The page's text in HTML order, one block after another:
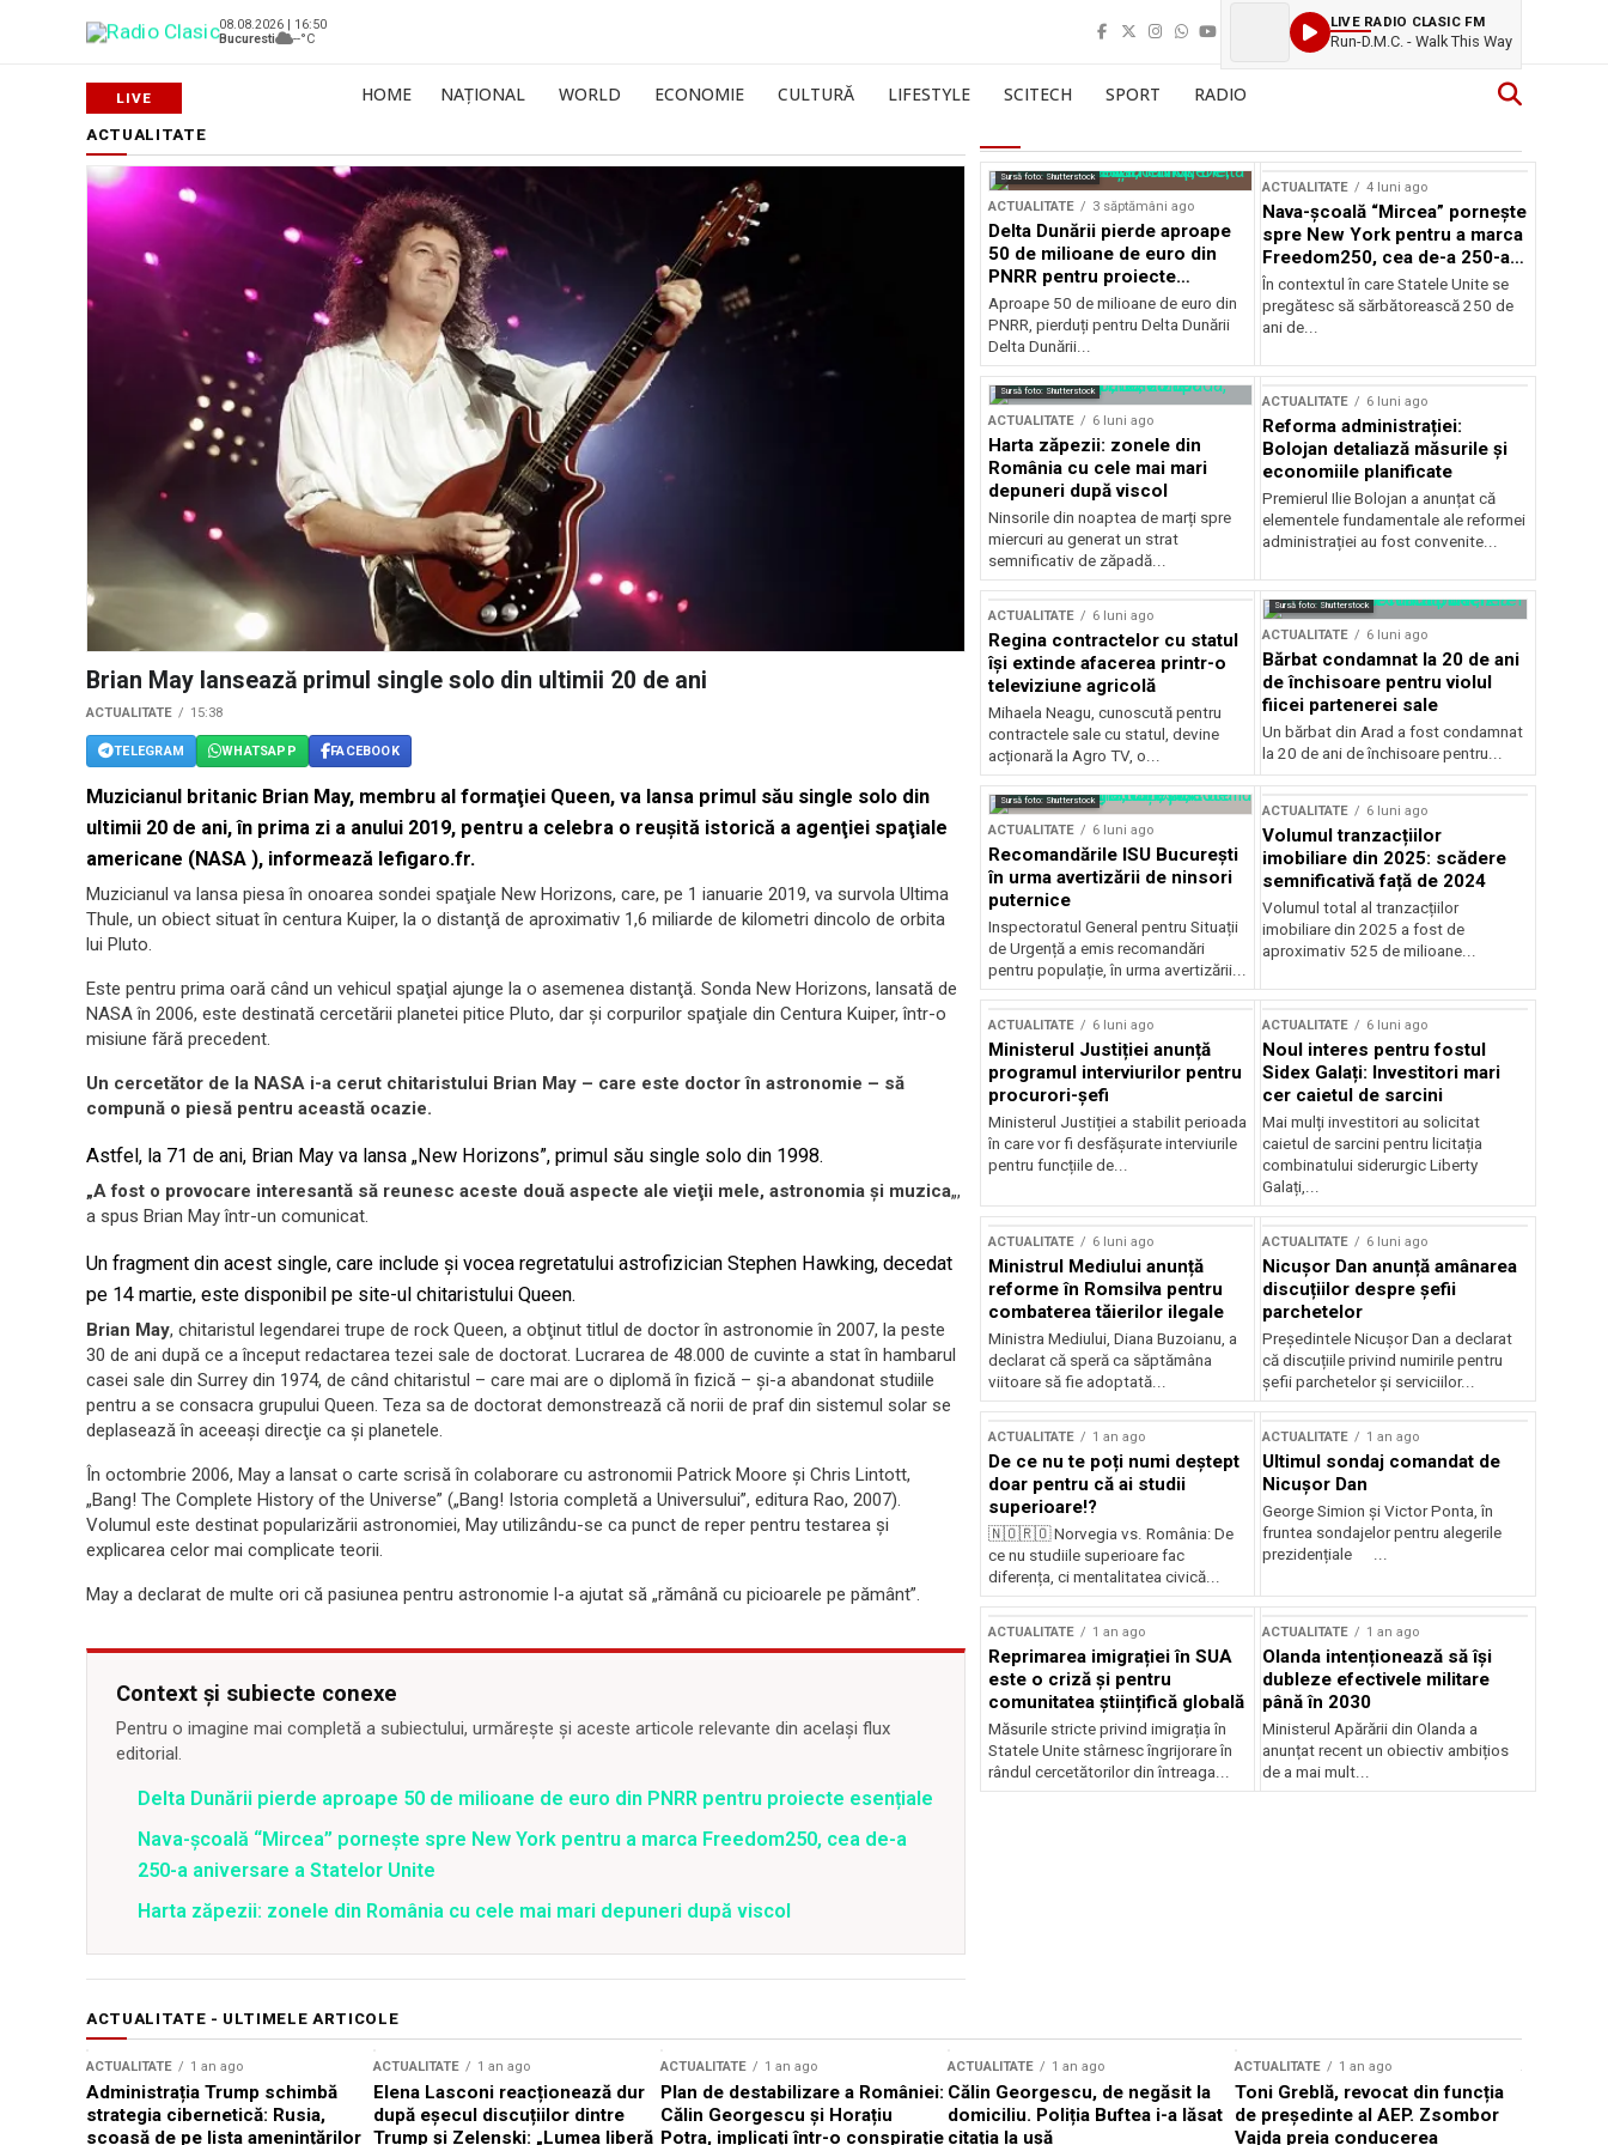
08.08.2026 | 16:50
Bucuresti
--°C
LIVE RADIO CLASIC FM
Run-D.M.C. - Walk This Way
HOME NAȚIONAL WORLD ECONOMIE CULTURĂ LIFESTYLE SCITECH SPORT RADIO
ACTUALITATE
Brian May lansează primul single solo din ultimii 20 de ani
ACTUALITATE 15:38
TELEGRAM WHATSAPP FACEBOOK
Muzicianul britanic Brian May, membru al formaţiei Queen, va lansa primul său single solo din
ultimii 20 de ani, în prima zi a anului 2019, pentru a celebra o reuşită istorică a agenţiei spaţiale
americane (NASA ), informează lefigaro.fr.
Muzicianul va lansa piesa în onoarea sondei spaţiale New Horizons, care, pe 1 ianuarie 2019, va survola Ultima
Thule, un obiect situat în centura Kuiper, la o distanţă de aproximativ 1,6 miliarde de kilometri dincolo de orbita
lui Pluto.
Este pentru prima oară când un vehicul spaţial ajunge la o asemenea distanţă. Sonda New Horizons, lansată de
NASA în 2006, este destinată cercetării planetei pitice Pluto, dar şi corpurilor spaţiale din Centura Kuiper, într-o
misiune fără precedent.
Un cercetător de la NASA i-a cerut chitaristului Brian May – care este doctor în astronomie – să
compună o piesă pentru această ocazie.
Astfel, la 71 de ani, Brian May va lansa „New Horizons”, primul său single solo din 1998.
„A fost o provocare interesantă să reunesc aceste două aspecte ale vieţii mele, astronomia şi muzica„,
a spus Brian May într-un comunicat.
Un fragment din acest single, care include şi vocea regretatului astrofizician Stephen Hawking, decedat
pe 14 martie, este disponibil pe site-ul chitaristului Queen.
Brian May, chitaristul legendarei trupe de rock Queen, a obţinut titlul de doctor în astronomie în 2007, la peste
30 de ani după ce a început redactarea tezei sale de doctorat. Lucrarea de 48.000 de cuvinte a stat în hambarul
casei sale din Surrey din 1974, de când chitaristul – care mai are o diplomă în fizică – şi-a abandonat studiile
pentru a se consacra grupului Queen. Teza sa de doctorat demonstrează că norii de praf din sistemul solar se
deplasează în aceeaşi direcţie ca şi planetele.
În octombrie 2006, May a lansat o carte scrisă în colaborare cu astronomii Patrick Moore şi Chris Lintott,
„Bang! The Complete History of the Universe” („Bang! Istoria completă a Universului”, editura Rao, 2007).
Volumul este destinat popularizării astronomiei, May utilizându-se ca punct de reper pentru testarea şi
explicarea celor mai complicate teorii.
May a declarat de multe ori că pasiunea pentru astronomie l-a ajutat să „rămână cu picioarele pe pământ”.
Context și subiecte conexe
Pentru o imagine mai completă a subiectului, urmărește și aceste articole relevante din același flux
editorial.
Delta Dunării pierde aproape 50 de milioane de euro din PNRR pentru proiecte esențiale
Nava-școală “Mircea” pornește spre New York pentru a marca Freedom250, cea de-a
250-a aniversare a Statelor Unite
Harta zăpezii: zonele din România cu cele mai mari depuneri după viscol
Sursă foto: Shutterstock
ACTUALITATE 3 săptămâni ago
Delta Dunării pierde aproape
50 de milioane de euro din
PNRR pentru proiecte
esențiale
Aproape 50 de milioane de euro din
PNRR, pierduți pentru Delta Dunării
Delta Dunării...
ACTUALITATE 4 luni ago
Nava-școală “Mircea” pornește
spre New York pentru a marca
Freedom250, cea de-a 250-a
aniversare a Statelor Unite
În contextul în care Statele Unite se
pregătesc să sărbătorească 250 de
ani de...
Sursă foto: Shutterstock
ACTUALITATE 6 luni ago
Harta zăpezii: zonele din
România cu cele mai mari
depuneri după viscol
Ninsorile din noaptea de marți spre
miercuri au generat un strat
semnificativ de zăpadă...
ACTUALITATE 6 luni ago
Reforma administrației:
Bolojan detaliază măsurile și
economiile planificate
Premierul Ilie Bolojan a anunțat că
elementele fundamentale ale reformei
administrației au fost convenite...
ACTUALITATE 6 luni ago
Regina contractelor cu statul
își extinde afacerea printr-o
televiziune agricolă
Mihaela Neagu, cunoscută pentru
contractele sale cu statul, devine
acționară la Agro TV, o...
Sursă foto: Shutterstock
ACTUALITATE 6 luni ago
Bărbat condamnat la 20 de ani
de închisoare pentru violul
fiicei partenerei sale
Un bărbat din Arad a fost condamnat
la 20 de ani de închisoare pentru...
Sursă foto: Shutterstock
ACTUALITATE 6 luni ago
Recomandările ISU București
în urma avertizării de ninsori
puternice
Inspectoratul General pentru Situații
de Urgență a emis recomandări
pentru populație, în urma avertizării...
ACTUALITATE 6 luni ago
Volumul tranzacțiilor
imobiliare din 2025: scădere
semnificativă față de 2024
Volumul total al tranzacțiilor
imobiliare din 2025 a fost de
aproximativ 525 de milioane...
ACTUALITATE 6 luni ago
Ministerul Justiției anunță
programul interviurilor pentru
procurori-șefi
Ministerul Justiției a stabilit perioada
în care vor fi desfășurate interviurile
pentru funcțiile de...
ACTUALITATE 6 luni ago
Noul interes pentru fostul
Sidex Galați: Investitori mari
cer caietul de sarcini
Mai mulți investitori au solicitat
caietul de sarcini pentru licitația
combinatului siderurgic Liberty
Galați,...
ACTUALITATE 6 luni ago
Ministrul Mediului anunță
reforme în Romsilva pentru
combaterea tăierilor ilegale
Ministra Mediului, Diana Buzoianu, a
declarat că speră ca săptămâna
viitoare să fie adoptată...
ACTUALITATE 6 luni ago
Nicușor Dan anunță amânarea
discuțiilor despre șefii
parchetelor
Președintele Nicușor Dan a declarat
că discuțiile privind numirile pentru
șefii parchetelor și serviciilor...
ACTUALITATE 1 an ago
De ce nu te poți numi deștept
doar pentru că ai studii
superioare!?
🇳🇴🇷🇴 Norvegia vs. România: De
ce nu studiile superioare fac
diferența, ci mentalitatea civică...
ACTUALITATE 1 an ago
Ultimul sondaj comandat de
Nicușor Dan
George Simion și Victor Ponta, în
fruntea sondajelor pentru alegerile
prezidențiale ...
ACTUALITATE 1 an ago
Reprimarea imigrației în SUA
este o criză și pentru
comunitatea științifică globală
Măsurile stricte privind imigrația în
Statele Unite stârnesc îngrijorare în
rândul cercetătorilor din întreaga...
ACTUALITATE 1 an ago
Olanda intenționează să își
dubleze efectivele militare
până în 2030
Ministerul Apărării din Olanda a
anunțat recent un obiectiv ambițios
de a mai mult...
ACTUALITATE - ULTIMELE ARTICOLE
ACTUALITATE 1 an ago
Administrația Trump schimbă
strategia cibernetică: Rusia,
scoasă de pe lista amenințărilor
ACTUALITATE 1 an ago
Elena Lasconi reacționează dur
după eșecul discuțiilor dintre
Trump și Zelenski: „Lumea liberă
ACTUALITATE 1 an ago
Plan de destabilizare a României:
Călin Georgescu și Horațiu
Potra, implicați într-o conspirație
ACTUALITATE 1 an ago
Călin Georgescu, de negăsit la
domiciliu. Poliția Buftea i-a lăsat
citația la ușă
ACTUALITATE 1 an ago
Toni Greblă, revocat din funcția
de președinte al AEP. Zsombor
Vajda preia conducerea